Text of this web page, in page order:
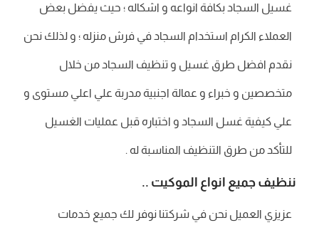
غسيل السجاد بكافة انواعه و اشكاله ؛ حيث يفضل بعض
العملاء الكرام استخدام السجاد في فرش منزله ؛ و لذلك نحن
نقدم افضل طرق غسيل و تنظيف السجاد من خلال
متخصصين و خبراء و عمالة اجنبية مدربة علي اعلي مستوى و
علي كيفية غسل السجاد و اختباره قبل عمليات الغسيل
للتأكد من طرق التنظيف المناسبة له .
ننظيف جميع انواع الموكيت ..
عزيزي العميل نحن في شركتنا نوفر لك جميع خدمات